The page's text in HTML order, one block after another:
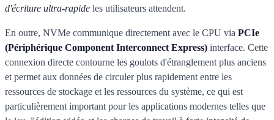
d'écriture ultra-rapide les utilisateurs attendent.
En outre, NVMe communique directement avec le CPU via PCIe
(Périphérique Component Interconnect Express) interface. Cette
connexion directe contourne les goulots d'étranglement plus anciens
et permet aux données de circuler plus rapidement entre les
ressources de stockage et les ressources du système, ce qui est
particulièrement important pour les applications modernes telles que